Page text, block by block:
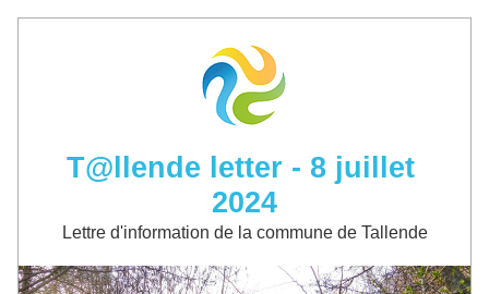
T@llende letter - 8 juillet
2024
Lettre d'information de la commune de Tallende